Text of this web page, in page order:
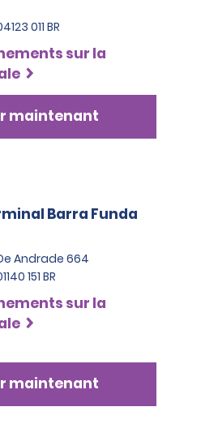
011 BR
sur la
maintenant
Barra Funda
Andrade 664
151 BR
sur la
maintenant